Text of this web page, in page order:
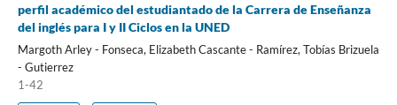
perfil académico del estudiantado de la Carrera de Enseñanza
del inglés para I y II Ciclos en la UNED
Margoth Arley - Fonseca, Elizabeth Cascante - Ramírez, Tobías Brizuela
- Gutierrez
1-42